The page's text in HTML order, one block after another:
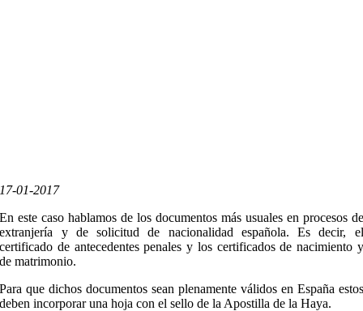
17-01-2017
En este caso hablamos de los documentos más usuales en procesos de
extranjería y de solicitud de nacionalidad española. Es decir, el
certificado de antecedentes penales y los certificados de nacimiento y
de matrimonio.
Para que dichos documentos sean plenamente válidos en España estos
deben incorporar una hoja con el sello de la Apostilla de la Haya.